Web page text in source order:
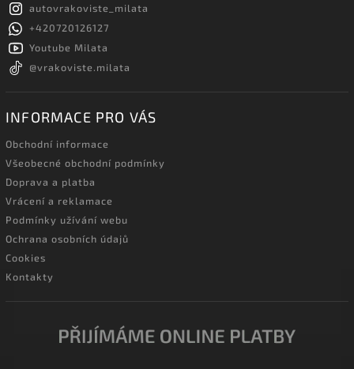
autovrakoviste_milata
+420720126127
Youtube Milata
@vrakoviste.milata
INFORMACE PRO VÁS
Obchodní informace
Všeobecné obchodní podmínky
Doprava a platba
Vrácení a reklamace
Podmínky užívání webu
Ochrana osobních údajů
Cookies
Kontakty